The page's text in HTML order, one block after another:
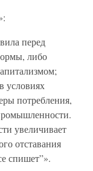
перед
либо
условиях
потребления,
увеличивает
отставания
спишет”».